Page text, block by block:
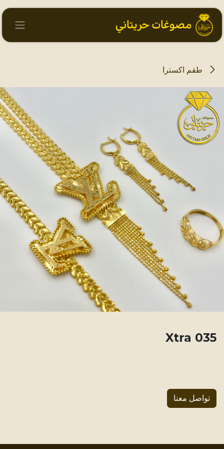
تخطي للذهاب إلى المحتوى
طقم اكسترا
035 Xtra
تواصل معنا